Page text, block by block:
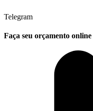
Telegram
Faça seu orçamento online